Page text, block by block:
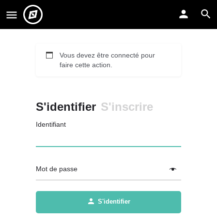
Vous devez être connecté pour
faire cette action.
S'identifier S'inscrire
Identifiant
Mot de passe
S'identifier